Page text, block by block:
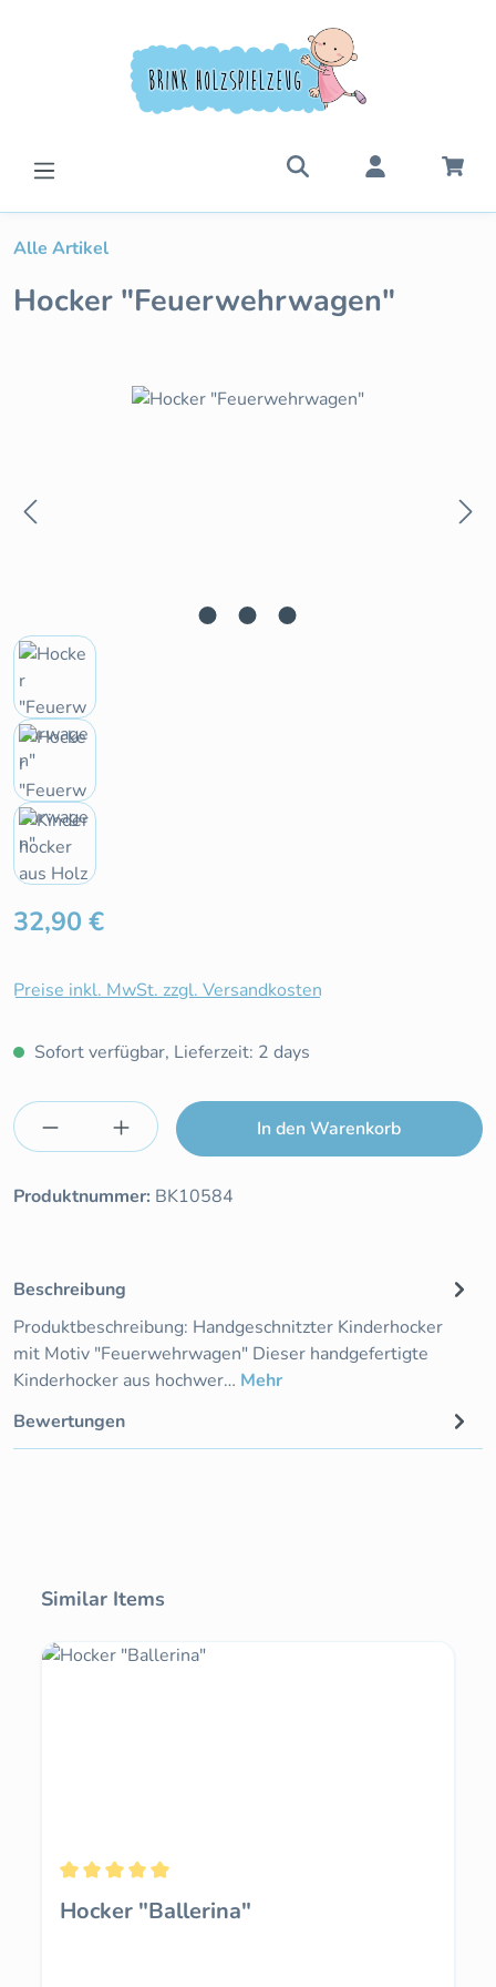
Alle Artikel
Hocker "Feuerwehrwagen"
Bildergalerie überspringen
Regulärer Preis:
32,90 €
Preise inkl. MwSt. zzgl. Versandkosten
Sofort verfügbar, Lieferzeit: 2 days
Produkt Anzahl: Gib den gewünschten
In den Warenkorb
Produktnummer: BK10584
Beschreibung
Produktbeschreibung: Handgeschnitzter Kinderhocker
mit Motiv "Feuerwehrwagen" Dieser handgefertigte
Kinderhocker aus hochwer… Mehr
Bewertungen
Produktgalerie überspringen
Similar Items
Durchschnittliche Bewertung von 5 von 5 Sternen
Hocker "Ballerina"